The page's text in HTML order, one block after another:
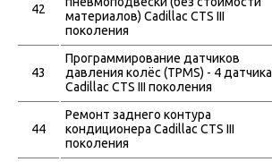
42
материалов) Cadillac CTS III
поколения
43
Программирование датчиков
давления колёс (TPMS) - 4 датчика
Cadillac CTS III поколения
44
Ремонт заднего контура
кондиционера Cadillac CTS III
поколения